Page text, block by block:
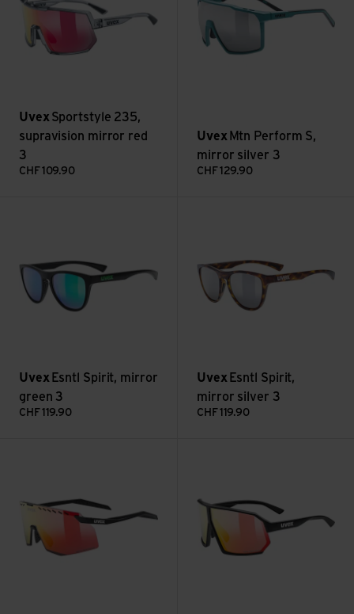
Uvex Sportstyle 235,
supravision mirror red
3
CHF 109.90
Uvex Mtn Perform S,
mirror silver 3
CHF 129.90
Uvex Esntl Spirit, mirror
green 3
CHF 119.90
Uvex Esntl Spirit,
mirror silver 3
CHF 119.90